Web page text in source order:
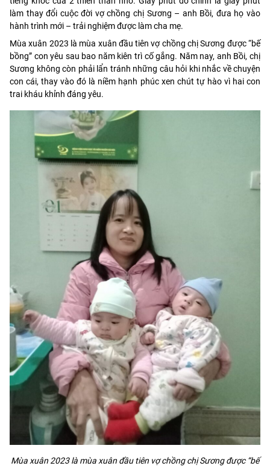
làm thay đổi cuộc đời vợ chồng chị Sương – anh Bồi, đưa họ vào
hành trình mới – trải nghiệm được làm cha mẹ.
Mùa xuân 2023 là mùa xuân đầu tiên vợ chồng chị Sương được “bế
bồng” con yêu sau bao năm kiên trì cố gắng. Năm nay, anh Bồi, chị
Sương không còn phải lẩn tránh những câu hỏi khi nhắc về chuyện
con cái, thay vào đó là niềm hạnh phúc xen chút tự hào vì hai con
trai kháu khỉnh đáng yêu.
Mùa xuân 2023 là mùa xuân đầu tiên vợ chồng chị Sương được “bế